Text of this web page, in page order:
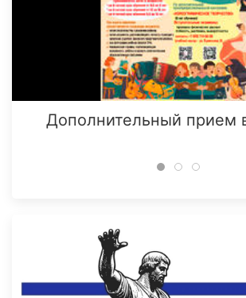
Дополнительный прием